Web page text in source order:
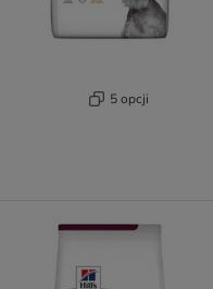
5 opcji